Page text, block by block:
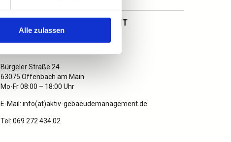
Alle zulassen
AKTIV GEBÄUDEMANAGEMENT
Bürgeler Straße 24
63075 Offenbach am Main
Mo-Fr 08:00 – 18:00 Uhr
E-Mail: info(at)aktiv-gebaeudemanagement.de
Tel: 069 272 434 02